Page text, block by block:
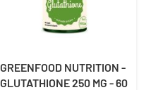
GREENFOOD NUTRITION -
GLUTATHIONE 250 MG - 60